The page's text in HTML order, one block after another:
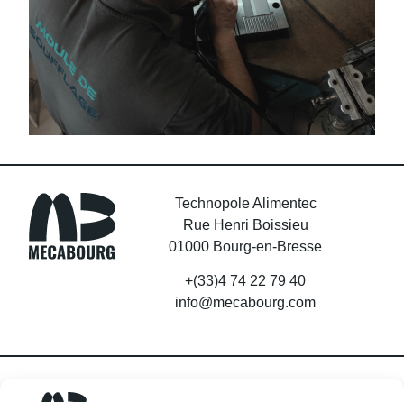
Technopole Alimentec
Rue Henri Boissieu
01000 Bourg-en-Bresse
+(33)4 74 22 79 40
info@mecabourg.com